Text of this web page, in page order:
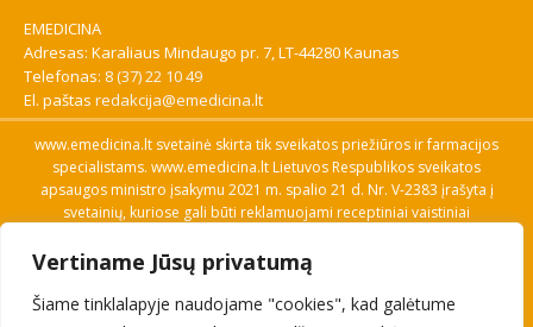
Vertiname Jūsų privatumą
Šiame tinklalapyje naudojame "cookies", kad galėtume
EMEDICINA
Adresas: Karaliaus Mindaugo pr. 7, LT-44280 Kaunas
Telefonas: 8 (37) 22 10 49
El. paštas redakcija@emedicina.lt
www.emedicina.lt svetainė skirta tik sveikatos priežiūros ir farmacijos
specialistams. www.emedicina.lt Lietuvos Respublikos sveikatos
apsaugos ministro įsakymu 2021 m. spalio 21 d. Nr. V-2383 įrašyta į
svetainių, kuriose gali būti reklamuojami receptiniai vaistiniai
savo profesinę kvalifikaciją. Naudingos nuorodos: Vaistų ir medicinos
pagalbos priemonių kainų paieška, VVKT tinklalapis, Sveikatos
priežiūros ar farmacijos specialisto pranešimo apie įtariamą